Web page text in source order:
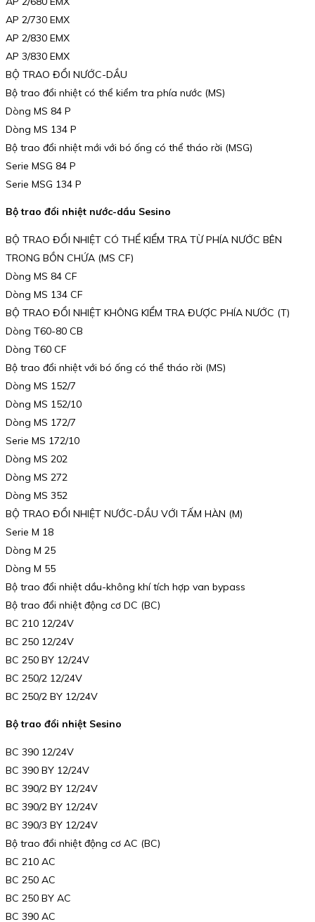
AP 2/730 EMX
AP 2/830 EMX
AP 3/830 EMX
BỘ TRAO ĐỔI NƯỚC-DẦU
Bộ trao đổi nhiệt có thể kiểm tra phía nước (MS)
Dòng MS 84 P
Dòng MS 134 P
Bộ trao đổi nhiệt mới với bó ống có thể tháo rời (MSG)
Serie MSG 84 P
Serie MSG 134 P
Bộ trao đổi nhiệt nước-dầu Sesino
BỘ TRAO ĐỔI NHIỆT CÓ THỂ KIỂM TRA TỪ PHÍA NƯỚC BÊN
TRONG BỒN CHỨA (MS CF)
Dòng MS 84 CF
Dòng MS 134 CF
BỘ TRAO ĐỔI NHIỆT KHÔNG KIỂM TRA ĐƯỢC PHÍA NƯỚC (T)
Dòng T60-80 CB
Dòng T60 CF
Bộ trao đổi nhiệt với bó ống có thể tháo rời (MS)
Dòng MS 152/7
Dòng MS 152/10
Dòng MS 172/7
Serie MS 172/10
Dòng MS 202
Dòng MS 272
Dòng MS 352
BỘ TRAO ĐỔI NHIỆT NƯỚC-DẦU VỚI TẤM HÀN (M)
Serie M 18
Dòng M 25
Dòng M 55
Bộ trao đổi nhiệt dầu-không khí tích hợp van bypass
Bộ trao đổi nhiệt động cơ DC (BC)
BC 210 12/24V
BC 250 12/24V
BC 250 BY 12/24V
BC 250/2 12/24V
BC 250/2 BY 12/24V
Bộ trao đổi nhiệt Sesino
BC 390 12/24V
BC 390 BY 12/24V
BC 390/2 BY 12/24V
BC 390/2 BY 12/24V
BC 390/3 BY 12/24V
Bộ trao đổi nhiệt động cơ AC (BC)
BC 210 AC
BC 250 AC
BC 250 BY AC
BC 390 AC